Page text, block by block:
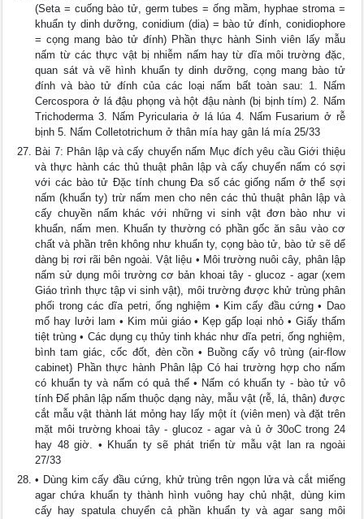
(Seta = cuống bào tử, germ tubes = ống mầm, hyphae stroma =
khuẩn ty dinh dưỡng, conidium (dia) = bào tử đính, conidiophore
= cọng mang bào tử đính) Phần thực hành Sinh viên lấy mẫu
nấm từ các thực vật bị nhiễm nấm hay từ dĩa môi trường đặc,
quan sát và vẽ hình khuẩn ty dinh dưỡng, cọng mang bào tử
đính và bào tử đính của các loại nấm bất toàn sau: 1. Nấm
Cercospora ở lá đậu phọng và hột đậu nành (bị bịnh tím) 2. Nấm
Trichoderma 3. Nấm Pyricularia ở lá lúa 4. Nấm Fusarium ở rễ
bịnh 5. Nấm Colletotrichum ở thân mía hay gân lá mía 25/33
Bài 7: Phân lập và cấy chuyển nấm Mục đích yêu cầu Giới thiệu
và thực hành các thủ thuật phân lập và cấy chuyển nấm có sợi
với các bào tử Đặc tính chung Đa số các giống nấm ở thể sợi
nấm (khuẩn ty) trừ nấm men cho nên các thủ thuật phân lập và
cấy chuyền nấm khác với những vi sinh vật đơn bào như vi
khuẩn, nấm men. Khuẩn ty thường có phần gốc ăn sâu vào cơ
chất và phần trên không như khuẩn ty, cọng bào tử, bào tử sẽ dể
dàng bị rơi rãi bên ngoài. Vật liệu • Môi trường nuôi cây, phân lập
nấm sử dụng môi trường cơ bản khoai tây - glucoz - agar (xem
Giáo trình thực tập vi sinh vật), môi trường được khử trùng phân
phối trong các dĩa petri, ống nghiệm • Kim cấy đầu cứng • Dao
mổ hay lưởi lam • Kim mủi giáo • Kẹp gấp loại nhỏ • Giấy thấm
tiệt trùng • Các dụng cụ thủy tinh khác như dĩa petri, ống nghiệm,
bình tam giác, cốc đốt, đèn cồn • Buồng cấy vô trùng (air-flow
cabinet) Phần thực hành Phân lập Có hai trường hợp cho nấm
có khuẩn ty và nấm có quả thể • Nấm có khuẩn ty - bào tử vô
tính Để phân lập nấm thuộc dạng này, mẫu vật (rễ, lá, thân) được
cắt mẫu vật thành lát mỏng hay lấy một ít (viên men) và đặt trên
mặt môi trường khoai tây - glucoz - agar và ủ ở 30oC trong 24
hay 48 giờ. • Khuẩn ty sẽ phát triển từ mẫu vật lan ra ngoài
27/33
• Dùng kim cấy đầu cứng, khử trùng trên ngọn lửa và cắt miếng
agar chứa khuẩn ty thành hình vuông hay chủ nhật, dùng kim
cấy hay spatula chuyển cả phần khuẩn ty và agar sang môi